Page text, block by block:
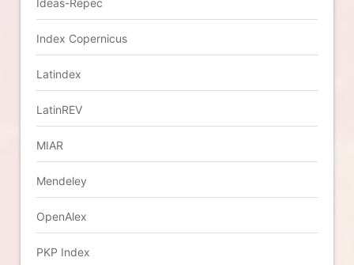
Index Copernicus
Latindex
LatinREV
MIAR
Mendeley
OpenAlex
PKP Index